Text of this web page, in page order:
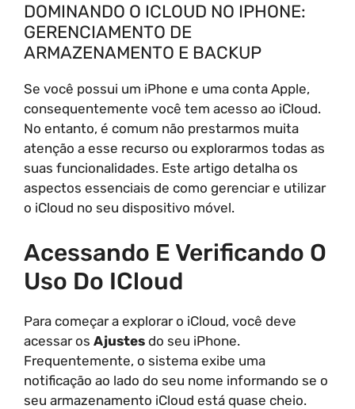
DOMINANDO O ICLOUD NO IPHONE:
GERENCIAMENTO DE
ARMAZENAMENTO E BACKUP
Se você possui um iPhone e uma conta Apple,
consequentemente você tem acesso ao iCloud.
No entanto, é comum não prestarmos muita
atenção a esse recurso ou explorarmos todas as
suas funcionalidades. Este artigo detalha os
aspectos essenciais de como gerenciar e utilizar
o iCloud no seu dispositivo móvel.
Acessando E Verificando O
Uso Do ICloud
Para começar a explorar o iCloud, você deve
acessar os Ajustes do seu iPhone.
Frequentemente, o sistema exibe uma
notificação ao lado do seu nome informando se o
seu armazenamento iCloud está quase cheio.